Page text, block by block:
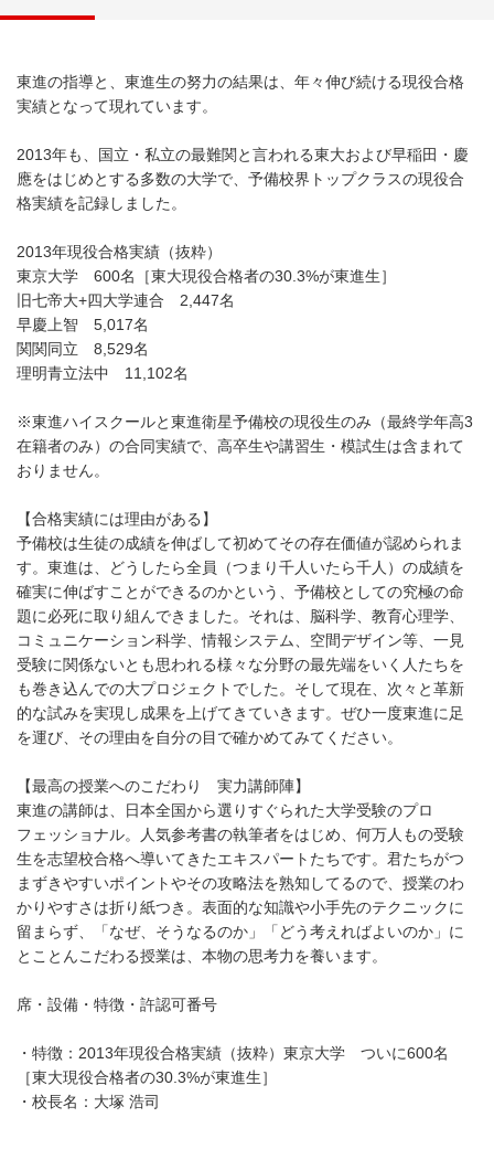
東進の指導と、東進生の努力の結果は、年々伸び続ける現役合格
実績となって現れています。
2013年も、国立・私立の最難関と言われる東大および早稲田・慶
應をはじめとする多数の大学で、予備校界トップクラスの現役合
格実績を記録しました。
2013年現役合格実績（抜粋）
東京大学 600名［東大現役合格者の30.3%が東進生］
旧七帝大+四大学連合 2,447名
早慶上智 5,017名
関関同立 8,529名
理明青立法中 11,102名
※東進ハイスクールと東進衛星予備校の現役生のみ（最終学年高3
在籍者のみ）の合同実績で、高卒生や講習生・模試生は含まれて
おりません。
【合格実績には理由がある】
予備校は生徒の成績を伸ばして初めてその存在価値が認められま
す。東進は、どうしたら全員（つまり千人いたら千人）の成績を
確実に伸ばすことができるのかという、予備校としての究極の命
題に必死に取り組んできました。それは、脳科学、教育心理学、
コミュニケーション科学、情報システム、空間デザイン等、一見
受験に関係ないとも思われる様々な分野の最先端をいく人たちを
も巻き込んでの大プロジェクトでした。そして現在、次々と革新
的な試みを実現し成果を上げてきていきます。ぜひ一度東進に足
を運び、その理由を自分の目で確かめてみてください。
【最高の授業へのこだわり 実力講師陣】
東進の講師は、日本全国から選りすぐられた大学受験のプロ
フェッショナル。人気参考書の執筆者をはじめ、何万人もの受験
生を志望校合格へ導いてきたエキスパートたちです。君たちがつ
まずきやすいポイントやその攻略法を熟知してるので、授業のわ
かりやすさは折り紙つき。表面的な知識や小手先のテクニックに
留まらず、「なぜ、そうなるのか」「どう考えればよいのか」に
とことんこだわる授業は、本物の思考力を養います。
席・設備・特徴・許認可番号
・特徴：2013年現役合格実績（抜粋）東京大学 ついに600名
［東大現役合格者の30.3%が東進生］
・校長名：大塚 浩司